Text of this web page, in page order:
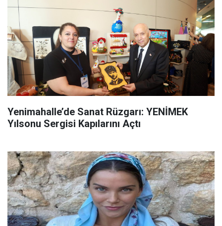
Yenimahalle’de Sanat Rüzgarı: YENİMEK
Yılsonu Sergisi Kapılarını Açtı